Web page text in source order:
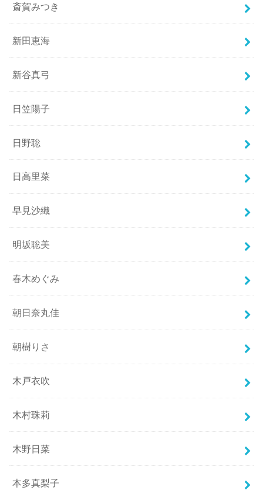
斎賀みつき
新田恵海
新谷真弓
日笠陽子
日野聡
日高里菜
早見沙織
明坂聡美
春木めぐみ
朝日奈丸佳
朝樹りさ
木戸衣吹
木村珠莉
木野日菜
本多真梨子